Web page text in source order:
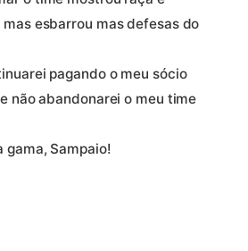
esbarrou mas defesas do
pagando o meu sócio
não abandonarei o meu time
gama, Sampaio!